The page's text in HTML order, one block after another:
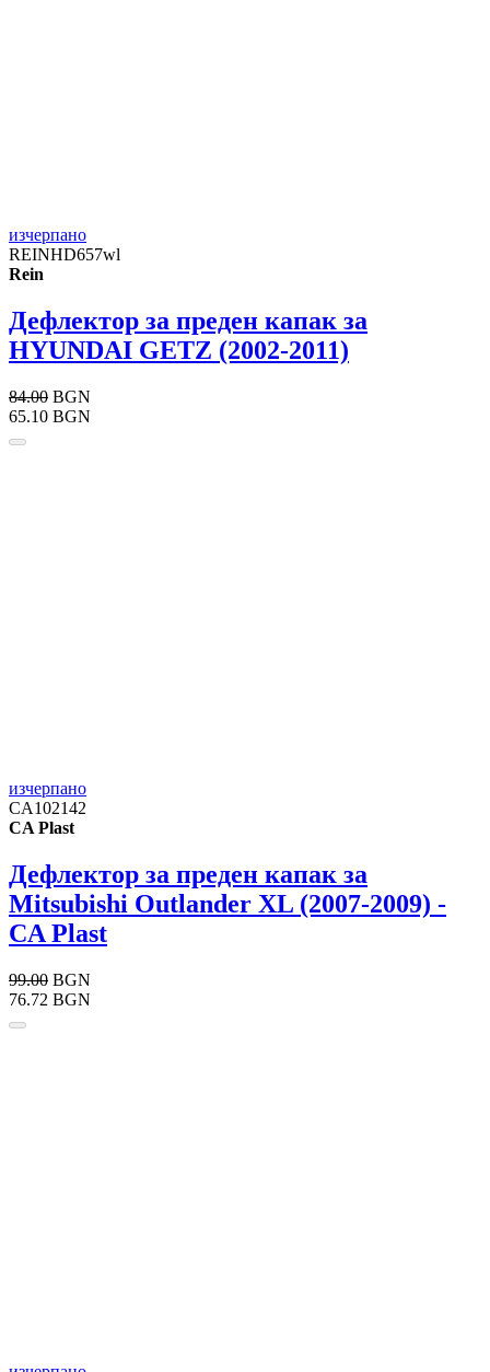
изчерпано
REINHD657wl
Rein
Дефлектор за преден капак за
HYUNDAI GETΖ (2002-2011)
84.00 BGN
65.10 BGN
изчерпано
CA102142
CA Plast
Дефлектор за преден капак за
Mitsubishi Outlander XL (2007-2009) -
CA Plast
99.00 BGN
76.72 BGN